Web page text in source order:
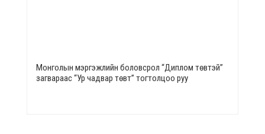
Монголын мэргэжлийн боловсрол “Диплом төвтэй”
загвараас “Ур чадвар төвт” тогтолцоо руу